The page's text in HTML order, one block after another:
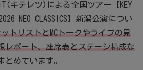
キテレツ)による全国ツアー【KEY
NEO CLASSICS】新潟公演につい
トリストとMCトークやライブの見
レポート、座席表とステージ構成な
とめています。